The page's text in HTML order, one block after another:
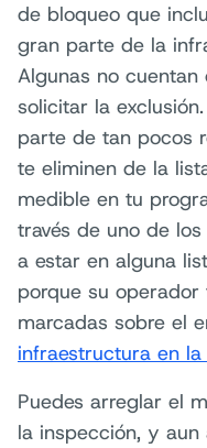
de bloqueo que
gran parte de la
Algunas no cuentan
solicitar la
parte de tan pocos
te eliminen de la
medible en tu
través de uno de
a estar en alguna
porque su
marcadas sobre el
infraestructura en la
Puedes arreglar el
la inspección, y